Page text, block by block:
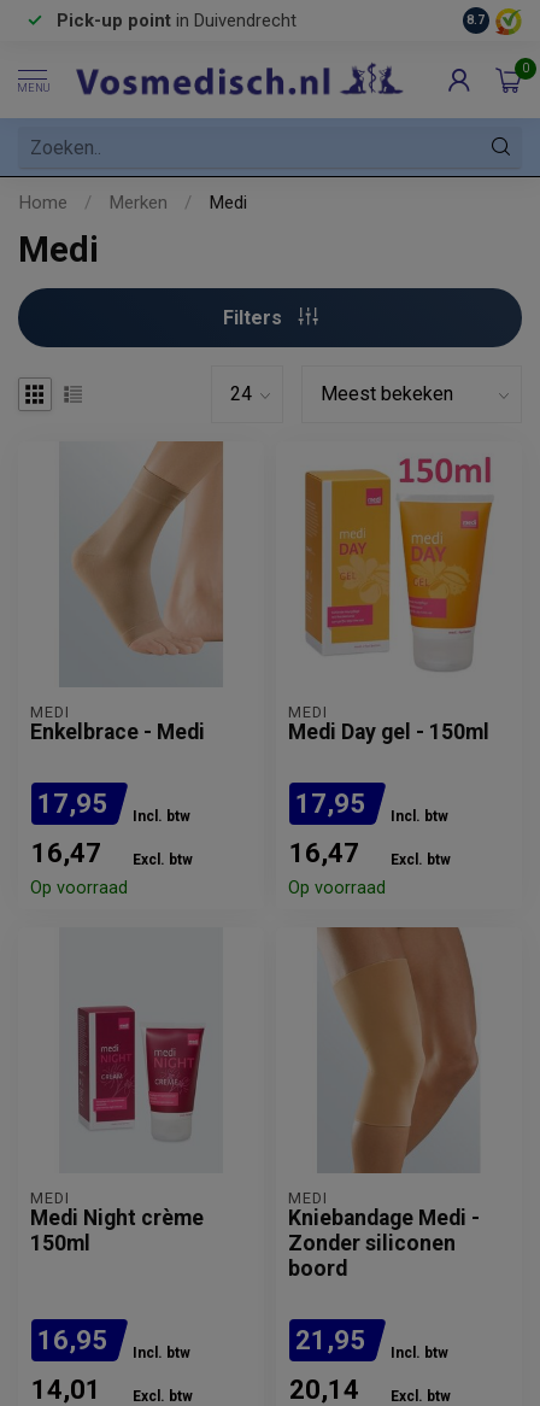
Pick-up point in Duivendrecht 8.7
MENU
0
Home / Merken / Medi
Medi
Filters
MEDI
Enkelbrace - Medi
17,95 Incl. btw
16,47 Excl. btw
Op voorraad
MEDI
Medi Day gel - 150ml
17,95 Incl. btw
16,47 Excl. btw
Op voorraad
MEDI
Medi Night crème
150ml
16,95 Incl. btw
14,01 Excl. btw
MEDI
Kniebandage Medi -
Zonder siliconen
boord
21,95 Incl. btw
20,14 Excl. btw